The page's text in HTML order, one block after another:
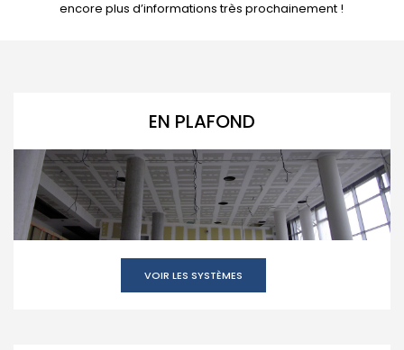
encore plus d’informations très prochainement !
EN PLAFOND
VOIR LES SYSTÈMES